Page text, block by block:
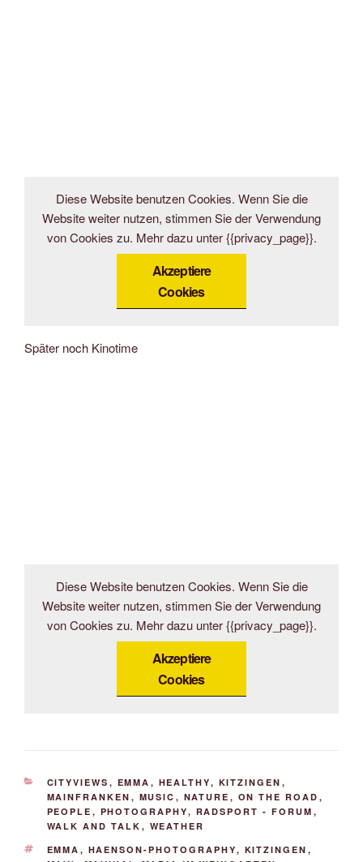
Diese Website benutzen Cookies. Wenn Sie die
Website weiter nutzen, stimmen Sie der Verwendung
von Cookies zu. Mehr dazu unter {{privacy_page}}.
Akzeptiere
Cookies
Später noch Kinotime
Diese Website benutzen Cookies. Wenn Sie die
Website weiter nutzen, stimmen Sie der Verwendung
von Cookies zu. Mehr dazu unter {{privacy_page}}.
Akzeptiere
Cookies
KATEGORIEN
CITYVIEWS , EMMA , HEALTHY, KITZINGEN ,
MAINFRANKEN , MUSIC , NATURE , ON THE ROAD ,
PEOPLE , PHOTOGRAPHY, RADSPORT - FORUM ,
WALK AND TALK , WEATHER
SCHLAGWÖRTER
EMMA , HAENSON-PHOTOGRAPHY, KITZINGEN ,